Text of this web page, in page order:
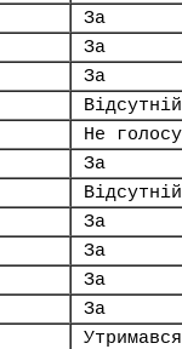
За
За
За
Відсутній
Не
За
Відсутній
За
За
За
За
Утримався